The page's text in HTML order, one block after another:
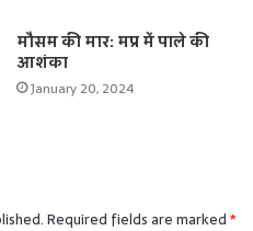
मौसम की मार: मप्र में पाले की
आशंका
January 20, 2024
Required fields are marked*